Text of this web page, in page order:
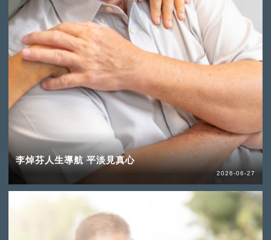
李焯芬人生導航 平淡見真心
2026-06-27